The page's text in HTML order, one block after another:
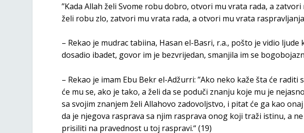
’’Kada Allah želi Svome robu dobro, otvori mu vrata rada, a
želi robu zlo, zatvori mu vrata rada, a otvori mu vrata
– Rekao je mudrac tabiina, Hasan el-Basri, r.a., pošto je vidio ljude
dosadio ibadet, govor im je bezvrijedan, smanjila im se
– Rekao je imam Ebu Bekr el-Adžurri: ’’Ako neko kaže šta će
će mu se, ako je tako, a želi da se poduči znanju koje mu je
sa svojim znanjem želi Allahovo zadovoljstvo, i pitat će ga kao
da je njegova rasprava sa njim rasprava onog koji traži istinu, a
prisiliti na pravednost u toj raspravi.“ (19)